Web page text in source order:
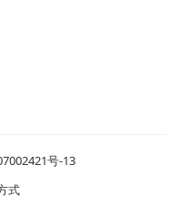
号-13
式